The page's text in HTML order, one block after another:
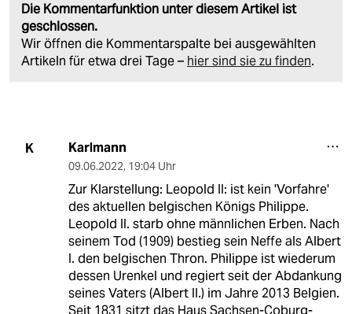
Die Kommentarfunktion unter diesem Artikel ist
geschlossen.
Wir öffnen die Kommentarspalte bei ausgewählten
Artikeln für etwa drei Tage – hier sind sie zu finden.
K Karlmann
09.06.2022, 19:04 Uhr
Zur Klarstellung: Leopold II: ist kein 'Vorfahre'
des aktuellen belgischen Königs Philippe.
Leopold II. starb ohne männlichen Erben. Nach
seinem Tod (1909) bestieg sein Neffe als Albert
I. den belgischen Thron. Philippe ist wiederum
dessen Urenkel und regiert seit der Abdankung
seines Vaters (Albert II.) im Jahre 2013 Belgien.
Seit 1831 sitzt das Haus Sachsen-Coburg-